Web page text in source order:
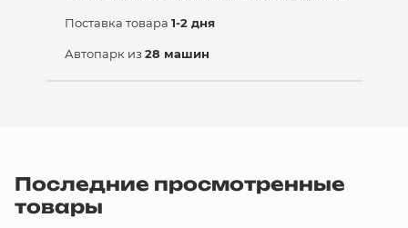
Поставка товара 1-2 дня
Автопарк из 28 машин
Последние просмотренные
товары